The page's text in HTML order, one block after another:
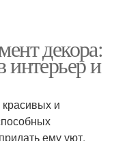
декора:
интерьер и
и
ему уют,